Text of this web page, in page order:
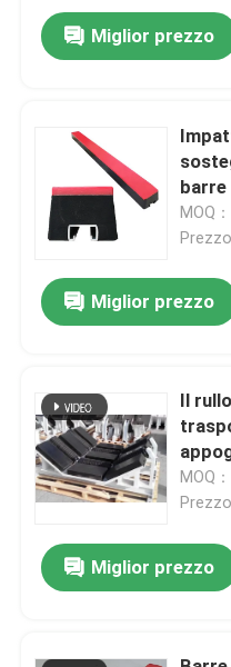
Miglior prezzo
MOQ
Miglior prezzo
Il
MOQ
Miglior prezzo